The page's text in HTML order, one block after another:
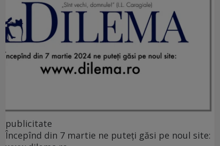
publicitate
Începînd din 7 martie ne puteți găsi pe noul site: